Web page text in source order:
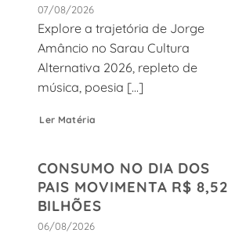
07/08/2026
Explore a trajetória de Jorge
Amâncio no Sarau Cultura
Alternativa 2026, repleto de
música, poesia [...]
Ler Matéria
CONSUMO NO DIA DOS
PAIS MOVIMENTA R$ 8,52
BILHÕES
06/08/2026